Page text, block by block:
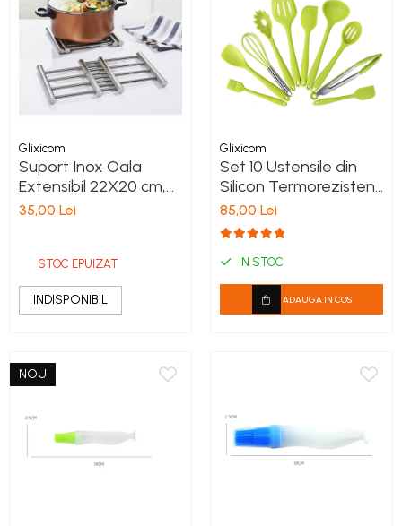
Glixicom
Suport Inox Oala
Extensibil 22X20 cm,
se extinde pana la 37
35,00 Lei
STOC EPUIZAT
INDISPONIBIL
Glixicom
Set 10 Ustensile din
Silicon Termorezistent
Alimentar Verde
85,00 Lei
IN STOC
ADAUGA IN COS
NOU